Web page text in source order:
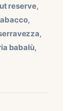
reserve,
,
,
babalù,